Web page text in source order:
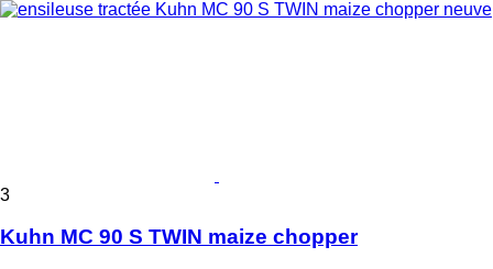
3
Kuhn MC 90 S TWIN maize chopper